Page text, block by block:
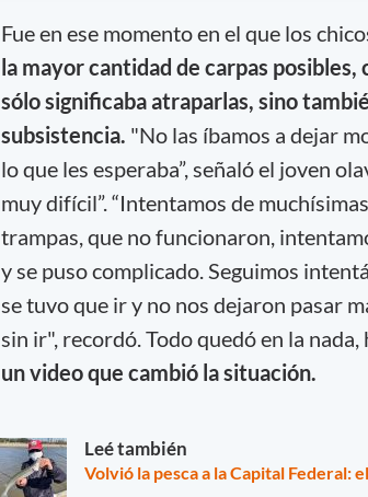
Fue en ese momento en el que los
la mayor cantidad de carpas posibles,
sólo significaba atraparlas, sino
subsistencia. "No las íbamos a dejar
lo que les esperaba”, señaló el joven
muy difícil”. “Intentamos de
trampas, que no funcionaron,
y se puso complicado. Seguimos
se tuvo que ir y no nos dejaron pasar
sin ir", recordó. Todo quedó en la nada,
un video que cambió la situación.
Leé también
Volvió la pesca a la Capital Federal: